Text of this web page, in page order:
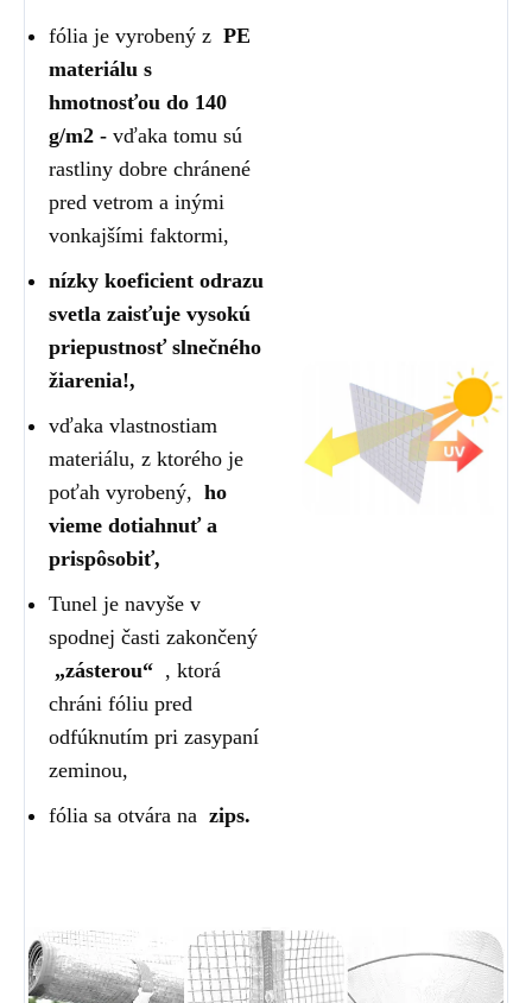
fólia je vyrobený z PE
materiálu s
hmotnosťou do 140
g/m2 - vďaka tomu sú
rastliny dobre chránené
pred vetrom a inými
vonkajšími faktormi,
nízky koeficient odrazu
svetla zaisťuje vysokú
priepustnosť slnečného
žiarenia!,
vďaka vlastnostiam
materiálu, z ktorého je
poťah vyrobený, ho
vieme dotiahnuť a
prispôsobiť,
Tunel je navyše v
spodnej časti zakončený
„zásterou“ , ktorá
chráni fóliu pred
odfúknutím pri zasypaní
zeminou,
fólia sa otvára na zips.